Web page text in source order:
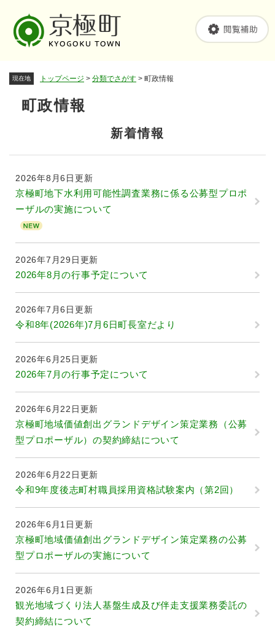
現在地 トップページ > 分類でさがす > 町政情報
町政情報
新着情報
2026年8月6日更新
京極町地下水利用可能性調査業務に係る公募型プロポ
ーザルの実施について
2026年7月29日更新
2026年8月の行事予定について
2026年7月6日更新
令和8年(2026年)7月6日町長室だより
2026年6月25日更新
2026年7月の行事予定について
2026年6月22日更新
京極町地域価値創出グランドデザイン策定業務（公募
型プロポーザル）の契約締結について
2026年6月22日更新
令和9年度後志町村職員採用資格試験案内（第2回）
2026年6月1日更新
京極町地域価値創出グランドデザイン策定業務の公募
型プロポーザルの実施について
2026年6月1日更新
観光地域づくり法人基盤生成及び伴走支援業務委託の
契約締結について